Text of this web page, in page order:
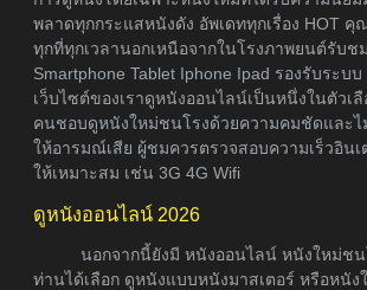
พลาดทุกกระแสหนังดัง อัพเดททุกเรื่อง HOT
ทุกที่ทุกเวลานอกเหนือจากในโรงภาพยนต์รับช
Smartphone Tablet Iphone Ipad รองรับระบ
เว็บไซต์ของเราดูหนังออนไลน์เป็นหนึ่งในตัวเ
คนชอบดูหนังใหม่ชนโรงด้วยความคมชัดและไ
ให้อารมณ์เสีย ผู้ชมควรตรวจสอบความเร็วอิน
ให้เหมาะสม เช่น 3G 4G Wifi
ดูหนังออนไลน์ 2026
นอกจากนี้ยังมี หนังออนไลน์ หนังใหม่ชน
ท่านได้เลือก ดูหนังแบบหนังมาสเตอร์ หรือหนั